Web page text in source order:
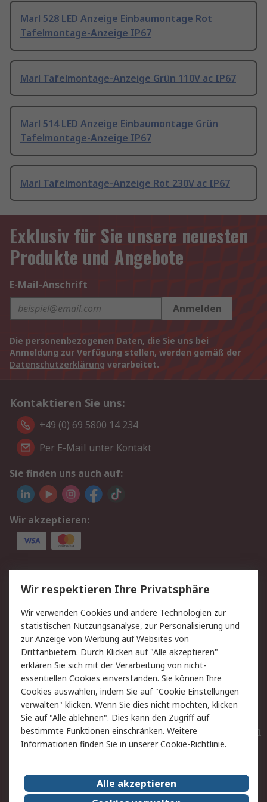
Marl 528 LED Anzeige Einbaumontage Rot
Tafelmontage-Anzeige IP67
Marl Tafelmontage-Anzeige Grün 110V ac IP67
Marl 514 LED Anzeige Einbaumontage Grün
Tafelmontage-Anzeige IP67
Marl Tafelmontage-Anzeige Rot 230V ac IP67
Exklusiv für Sie unsere neuesten
Produkte und Angebote
E-Mail-Anschrift
Anmelden
Die personenbezogenen Daten, die Sie uns bei
Anmeldung zur Verfügung stellen, werden gemäß der
Datenschutzerklärung verarbeitet.
Kontaktieren Sie uns:
+49 (0) 69 5800 14 234
Per E-Mail unter Kontakt
Sie finden uns auch auf:
Wir akzeptieren:
Service
Value Added Services
Lieferlösungen
Rücksendungen
Kontakt
Hilfe
Privatkunden
Rechtliches
AGB
Datenschutz
Cookie-Richtlinie
Zahlungsbedingungen
Copyright/Impressum
Entsorgung
Elektrogeräte/Batterien
RS weltweit
Wir respektieren Ihre Privatsphäre
Wir verwenden Cookies und andere Technologien zur
statistischen Nutzungsanalyse, zur Personalisierung und
zur Anzeige von Werbung auf Websites von
Drittanbietern. Durch Klicken auf "Alle akzeptieren"
erklären Sie sich mit der Verarbeitung von nicht-
essentiellen Cookies einverstanden. Sie können Ihre
Cookies auswählen, indem Sie auf "Cookie Einstellungen
verwalten" klicken. Wenn Sie dies nicht möchten, klicken
Sie auf "Alle ablehnen". Dies kann den Zugriff auf
bestimmte Funktionen einschränken. Weitere
Informationen finden Sie in unsererCookie-Richtlinie.
Alle akzeptieren